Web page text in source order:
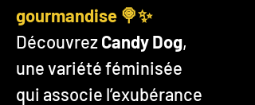
gourmandise 🍭✨
DécouvrezCandy Dog,
une variété féminisée
qui associe l’exubérance